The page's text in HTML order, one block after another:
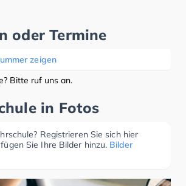
oder Termine
zeigen
Bitte ruf uns an.
in Fotos
Registrieren Sie sich hier
Sie Ihre Bilder hinzu. Bilder